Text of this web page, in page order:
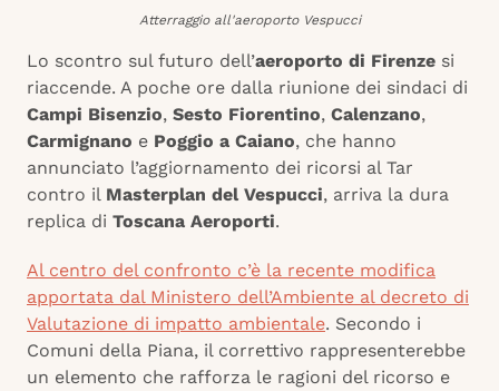
Atterraggio all'aeroporto Vespucci
Lo scontro sul futuro dell’aeroporto di Firenze si
riaccende. A poche ore dalla riunione dei sindaci di
Campi Bisenzio, Sesto Fiorentino, Calenzano,
Carmignano e Poggio a Caiano, che hanno
annunciato l’aggiornamento dei ricorsi al Tar
contro il Masterplan del Vespucci, arriva la dura
replica di Toscana Aeroporti.
Al centro del confronto c’è la recente modifica
apportata dal Ministero dell’Ambiente al decreto di
Valutazione di impatto ambientale. Secondo i
Comuni della Piana, il correttivo rappresenterebbe
un elemento che rafforza le ragioni del ricorso e